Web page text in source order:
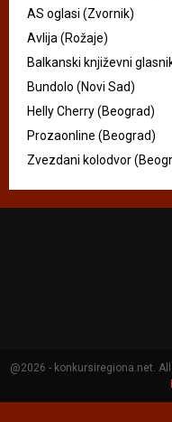
AS oglasi (Zvornik)
Avlija (Rožaje)
Balkanski književni
Bundolo (Novi Sad)
Helly Cherry (Beograd)
Prozaonline (Beograd)
Zvezdani kolodvor
@2026 - konkursiregiona.net.